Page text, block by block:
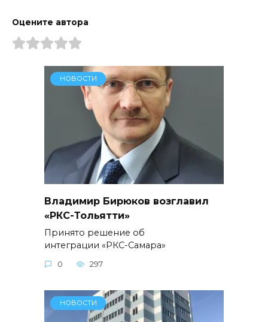
Оцените автора
НОВОСТИ
Владимир Бирюков возглавил
«РКС-Тольятти»
Принято решение об
интеграции «РКС-Самара»
0 297
НОВОСТИ